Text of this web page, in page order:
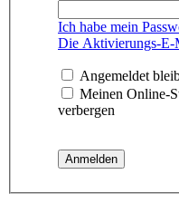
Ich habe mein
Die Aktivierungs-E-
Angemeldet
Meinen Online-
verbergen